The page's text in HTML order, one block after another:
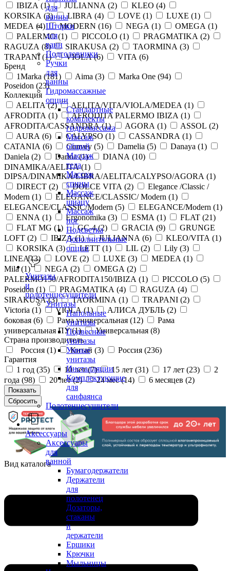
для
ванны
Шторки
для
ванн
Подголовники
Ручки
для
ванны
Гидромассажные
опции
Стандартные
комплекты
гидромассажа
Массаж
общий
Массаж
тела
Массаж
спины
Массаж
шиацу
Массаж
ног
Подсветка
Дополнительные
опции
Унитазы
и
полотенцесушители
Унитазы
Напольные
унитазы
Подвесные
унитазы
Умные
унитазы
Инсталляции
Комплектующие
для
санфаянса
Полотенцесушители
Аксессуары
Аксессуары
для
ванной
Бумагодержатели
Держатели
для
полотенец
Дозаторы,
стаканы
и
держатели
Ершики
Крючки
Мыльницы
IBIZA (1) JULIANNA (2) KLEO (4)
KORSIKA (3) LIBRA (4) LOVE (1) LUXE (1)
MEDEA (4) MODERN (16) NEGA (1) OMEGA (1)
PALERMO (1) PICCOLO (1) PRAGMATIKA (2)
RAGUZA (8) SIRAKUSA (2) TAORMINA (3)
TRAPANI (1) VIOLA (6) VITA (6)
Бренд
1Marka (181) Aima (3) Marka One (94)
Poseidon (23)
Коллекция
AELITA (2) AELITA/VITA/VIOLA/MEDEA (1)
AFRODITA (1) AFRODITA PALERMO IBIZA (1)
AFRODITA/CASSANDRA (1) AGORA (1) ASSOL (2)
AURA (6) CALYPSO (1) CASSANDRA (1)
CATANIA (6) Convey (5) Damelia (5) Danaya (1)
Daniela (2) Darina (1) DIANA (10)
DINAMIKA/AELITA (1)
DIPSA/DINAMIKA/LIBRA/AELITA/CALYPSO/AGORA (1)
DIRECT (2) DOLCE VITA (2)
Elegance /Classic /
Modern (1) ELEGANCE/CLASSIC/ Modern (1)
ELEGANCE/CLASSIC/Modern (5) ELEGANCE/Modern (1)
ENNA (1) Ergonomika (3) ESMA (1) FLAT (21)
FLAT MG (1) GC-4 (2) GRACIA (9)
GRUNGE
LOFT (2) IBIZA (1) JULIANNA (6) KLEO/VITA (1)
KORSIKA (3) LETT (1) LIL (2) Lily (3)
LINEA (3) LOVE (2) LUXE (3) MEDEA (1)
Mila (1) NEGA (2) OMEGA (2)
PALERMO150/AFRODITA150/IBIZA (1) PICCOLO (5)
Poseidon (1) PRAGMATIKA (4) RAGUZA (4)
SIRAKUSA (3) TAORMINA (1) TRAPANI (2)
Victoria (1) VIOLA (1) АЛИСА ДУБЛЬ (2)
боковая (6) Рама универсальная (12)
Рама
универсальная ПУ (1) Универсальная (8)
Страна производитель
Россия (1) Китай (3) Россия (236)
Гарантия
1 год (35) 10 лет (7) 15 лет (31) 17 лет (23)
2
года (98) 20 лет (2) 24 мес (14) 6 месяцев (2)
Вид каталога